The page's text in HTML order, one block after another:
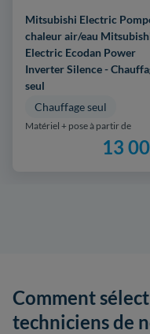
Mitsubishi Electric
chaleur air/eau
Electric Ecodan Power
Inverter Silence -
seul
Chauffage seul
Matériel + pose à partir de
13
Comment
techniciens de